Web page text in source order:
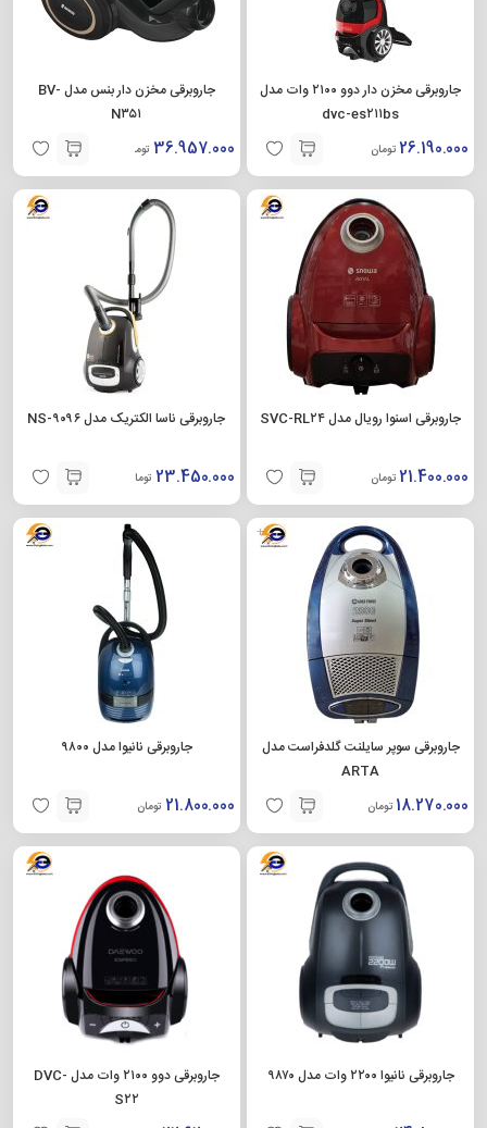
جاروبرقی مخزن دار دوو ۲۱۰۰ وات مدل
dvc-es۲۱۱bs
26.190.000 تومان
جاروبرقی مخزن دار بنس مدل BV-
N۳۵۱
36.957.000 تومان
جاروبرقی اسنوا رویال مدل SVC-RL۲۴
21.400.000 تومان
جاروبرقی ناسا الکتریک مدل NS-۹۰۹۶
23.450.000 تومان
+
جاروبرقی سوپر سایلنت گلدفراست مدل
ARTA
18.270.000 تومان
جاروبرقی نانیوا مدل ۹۸۰۰
21.800.000 تومان
جاروبرقی نانیوا ۲۲۰۰ وات مدل ۹۸۷۰
جاروبرقی دوو ۲۱۰۰ وات مدل DVC-
S۲۲